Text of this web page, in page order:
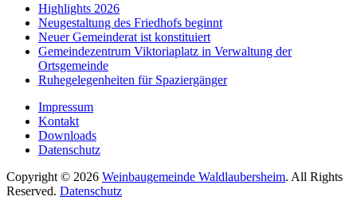
Highlights 2026
Neugestaltung des Friedhofs beginnt
Neuer Gemeinderat ist konstituiert
Gemeindezentrum Viktoriaplatz in Verwaltung der
Ortsgemeinde
Ruhegelegenheiten für Spaziergänger
Impressum
Kontakt
Downloads
Datenschutz
Copyright © 2026 Weinbaugemeinde Waldlaubersheim. All Rights
Reserved. Datenschutz